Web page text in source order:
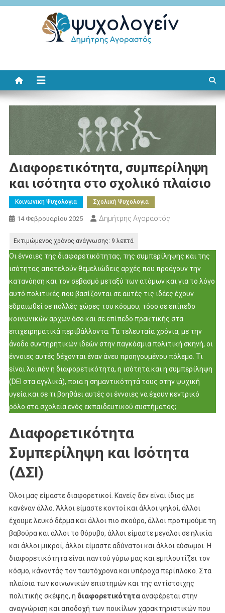
Μεταπηδήστε
Διαφορετικότητα, συμπερίληψη
και ισότητα στο σχολικό πλαίσιο
Κοινωνικη Ψυχολογια Σχολική Ψυχολογια
14 Φεβρουαρίου 2025 Δημήτρης Αγοραστός
Οι έννοιες της διαφορετικότητας, της συμπερίληψης και της
ισότητας αποτελούν θεμελιώδεις αρχές που προάγουν την
κατανόηση και τον σεβασμό μεταξύ των ατόμων και για το λόγο
αυτό πολιτικές που βασίζονται σε αυτές τις ιδέες έχουν
εδραιωθεί σε πολλές χώρες του κόσμου, τόσο σε επίπεδο
κοινωνικών αρχών όσο και σε επίπεδο πρακτικής στα
επιχειρηματικά περιβάλλοντα. Τα τελευταία χρόνια, με την
άνοδο συντηρητικών ιδεών στην παγκόσμια πολιτική σκηνή, οι
έννοιες αυτές δέχονται έναν άνευ προηγουμένου πόλεμο. Τι
είναι λοιπόν η διαφορετικότητα, η ισότητα και η συμπερίληψη
(DEI στα αγγλικά), ποια η σημαντικότητά τους στην ψυχική
υγεία και σε τι βοηθάει αυτές οι έννοιες να έχουν κεντρικό
ρόλο στα σχολεία ενός εκπαιδευτικού συστήματος;
Διαφορετικότητα
Συμπερίληψη και Ισότητα
(ΔΣΙ)
Όλοι μας είμαστε διαφορετικοί. Κανείς δεν είναι ίδιος με
κανέναν άλλο. Άλλοι είμαστε κοντοί και άλλοι ψηλοί, άλλοι
έχουμε λευκό δέρμα και άλλοι πιο σκούρο, άλλοι προτιμούμε τη
βαβούρα και άλλοι το θόρυβο, άλλοι είμαστε μεγάλοι σε ηλικία
και άλλοι μικροί, άλλοι είμαστε αδύνατοι και άλλοι εύσωμοι. Η
διαφορετικότητα είναι παντού γύρω μας και εμπλουτίζει τον
κόσμο, κάνοντάς τον ταυτόχρονα και υπέροχα περίπλοκο. Στα
πλαίσια των κοινωνικών επιστημών και της αντίστοιχης
πολιτικής σκέψης, η διαφορετικότητααναφέρεται στην
αναγνώριση και αποδοχή των ποικίλων χαρακτηριστικών που